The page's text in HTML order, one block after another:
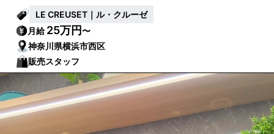
LE CREUSET｜ル・クルーゼ
月給25万円〜
神奈川県横浜市西区
販売スタッフ